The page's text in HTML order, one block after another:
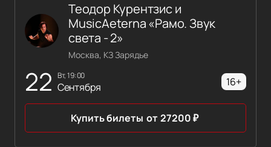
22 вт, 19:00
Сентября
Теодор Курентзис и
MusicAeterna «Рамо. Звук
света - 2»
Москва, КЗ Зарядье
16+
Купить билеты от 27200₽